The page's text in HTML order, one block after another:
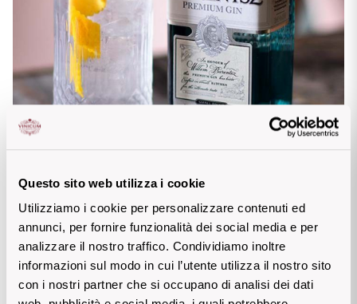
Questo sito web utilizza i cookie
Utilizziamo i cookie per personalizzare contenuti ed
annunci, per fornire funzionalità dei social media e per
analizzare il nostro traffico. Condividiamo inoltre
informazioni sul modo in cui l’utente utilizza il nostro sito
con i nostri partner che si occupano di analisi dei dati
...o ami il Gin Tonic?
Tutta colpa di un matrimonio: l’Olandese William di Orange
diventa re d’Inghilterra e il Gin diventa la bevanda più
popolare nel Regno Unito, una pinta di Gin nel ‘700 costava